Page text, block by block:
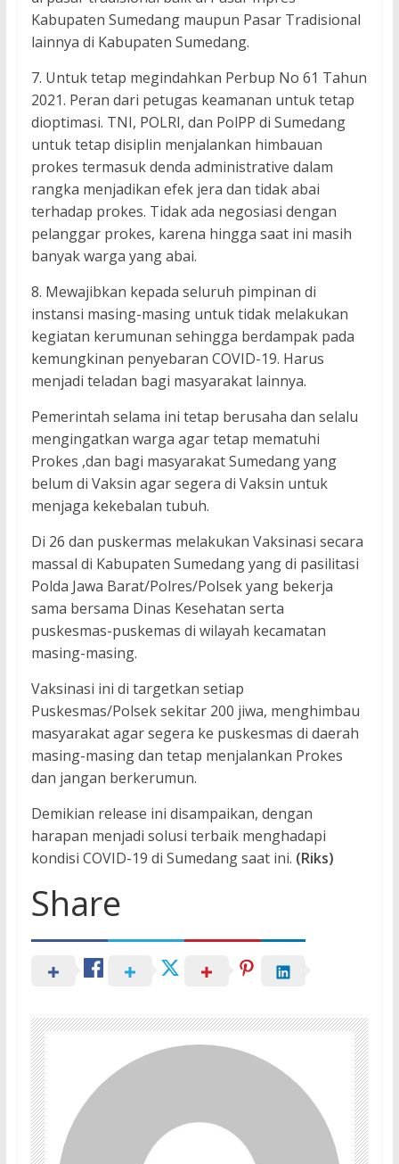
Kabupaten Sumedang maupun Pasar Tradisional
lainnya di Kabupaten Sumedang.
7. Untuk tetap megindahkan Perbup No 61 Tahun
2021. Peran dari petugas keamanan untuk tetap
dioptimasi. TNI, POLRI, dan PolPP di Sumedang
untuk tetap disiplin menjalankan himbauan
prokes termasuk denda administrative dalam
rangka menjadikan efek jera dan tidak abai
terhadap prokes. Tidak ada negosiasi dengan
pelanggar prokes, karena hingga saat ini masih
banyak warga yang abai.
8. Mewajibkan kepada seluruh pimpinan di
instansi masing-masing untuk tidak melakukan
kegiatan kerumunan sehingga berdampak pada
kemungkinan penyebaran COVID-19. Harus
menjadi teladan bagi masyarakat lainnya.
Pemerintah selama ini tetap berusaha dan selalu
mengingatkan warga agar tetap mematuhi
Prokes ,dan bagi masyarakat Sumedang yang
belum di Vaksin agar segera di Vaksin untuk
menjaga kekebalan tubuh.
Di 26 dan puskermas melakukan Vaksinasi secara
massal di Kabupaten Sumedang yang di pasilitasi
Polda Jawa Barat/Polres/Polsek yang bekerja
sama bersama Dinas Kesehatan serta
puskesmas-puskemas di wilayah kecamatan
masing-masing.
Vaksinasi ini di targetkan setiap
Puskesmas/Polsek sekitar 200 jiwa, menghimbau
masyarakat agar segera ke puskesmas di daerah
masing-masing dan tetap menjalankan Prokes
dan jangan berkerumun.
Demikian release ini disampaikan, dengan
harapan menjadi solusi terbaik menghadapi
kondisi COVID-19 di Sumedang saat ini. (Riks)
Share